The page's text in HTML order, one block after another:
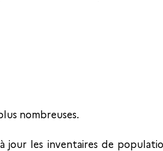
nombreuses.
les inventaires de